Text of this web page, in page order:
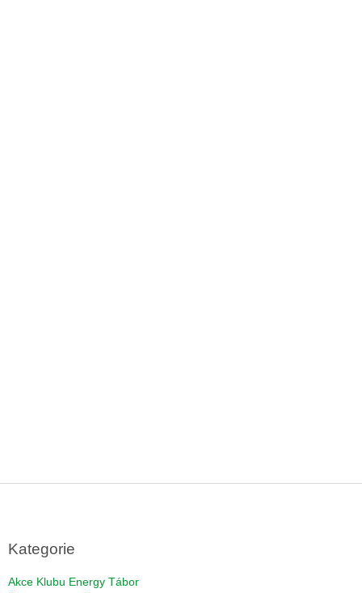
Kategorie
Akce Klubu Energy Tábor